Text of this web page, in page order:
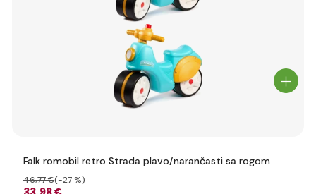
Falk romobil retro Strada plavo/narančasti sa rogom
46,77 €(-27 %)